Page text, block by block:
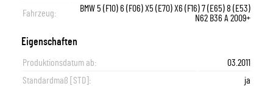
Fahrzeug:
BMW 5 (F10) 6 (F06) X5 (E70) X6 (F16) 7 (E65) 8 (E53)
N62 B36 A 2009+
Eigenschaften
Produktionsdatum ab:
03.2011
Standardmaß [STD]:
ja